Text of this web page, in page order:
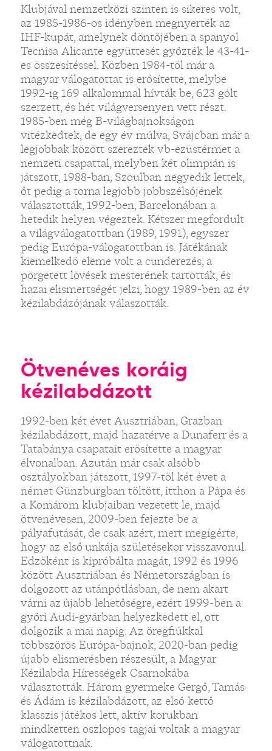
Klubjával nemzetközi szinten is sikeres volt,
az 1985-1986-os idényben megnyerték az
IHF-kupát, amelynek döntőjében a spanyol
Tecnisa Alicante együttesét győzték le 43-41-
es összesítéssel. Közben 1984-től már a
magyar válogatottat is erősítette, melybe
1992-ig 169 alkalommal hívták be, 623 gólt
szerzett, és hét világversenyen vett részt.
1985-ben még B-világbajnokságon
vitézkedtek, de egy év múlva, Svájcban már a
legjobbak között szereztek vb-ezüstérmet a
nemzeti csapattal, melyben két olimpián is
játszott, 1988-ban, Szöulban negyedik lettek,
őt pedig a torna legjobb jobbszélsőjének
választották, 1992-ben, Barcelonában a
hetedik helyen végeztek. Kétszer megfordult
a világválogatottban (1989, 1991), egyszer
pedig Európa-válogatottban is. Játékának
kiemelkedő eleme volt a cunderezés, a
pörgetett lövések mesterének tartották, és
hazai elismertségét jelzi, hogy 1989-ben az év
kézilabdázójának válaszották.
Ötvenéves koráig
kézilabdázott
1992-ben két évet Ausztriában, Grazban
kézilabdázott, majd hazatérve a Dunaferr és a
Tatabánya csapatait erősítette a magyar
élvonalban. Azután már csak alsóbb
osztályokban játszott, 1997-től két évet a
német Günzburgban töltött, itthon a Pápa és
a Komárom klubjaiban vezetett le, majd
ötvenévesen, 2009-ben fejezte be a
pályafutását, de csak azért, mert megígérte,
hogy az első unkája születésekor visszavonul.
Edzőként is kipróbálta magát, 1992 és 1996
között Ausztriában és Németországban is
dolgozott az utánpótlásban, de nem akart
várni az újabb lehetőségre, ezért 1999-ben a
győri Audi-gyárban helyezkedett el, ott
dolgozik a mai napig. Az öregfiúkkal
többszörös Európa-bajnok, 2020-ban pedig
újabb elismerésben részesült, a Magyar
Kézilabda Hírességek Csarnokába
választották. Három gyermeke Gergő, Tamás
és Ádám is kézilabdázott, az első kettő
klasszis játékos lett, aktív korukban
mindketten oszlopos tagjai voltak a magyar
válogatottnak.